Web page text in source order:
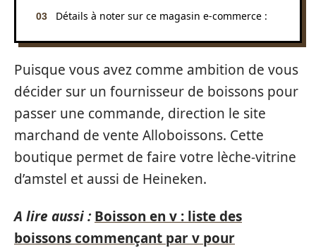
Détails à noter sur ce magasin e-commerce :
Puisque vous avez comme ambition de vous
décider sur un fournisseur de boissons pour
passer une commande, direction le site
marchand de vente Alloboissons. Cette
boutique permet de faire votre lèche-vitrine
d’amstel et aussi de Heineken.
A lire aussi : Boisson en v : liste des
boissons commençant par v pour